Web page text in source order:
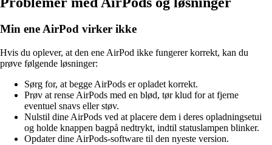
Min ene AirPod virker ikke
Hvis du oplever, at den ene AirPod ikke fungerer korrekt, kan du
prøve følgende løsninger:
Sørg for, at begge AirPods er opladet korrekt.
Prøv at rense AirPods med en blød, tør klud for at fjerne
eventuel snavs eller støv.
Nulstil dine AirPods ved at placere dem i deres opladningsetui
og holde knappen bagpå nedtrykt, indtil statuslampen blinker.
Opdater dine AirPods-software til den nyeste version.